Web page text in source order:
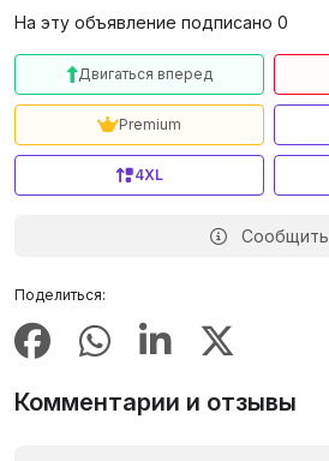
На эту объявление подписано 0
Поделиться:
Двигаться вперед
Premium
4XL
Сообщить
Комментарии и отзывы